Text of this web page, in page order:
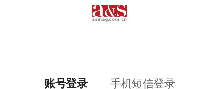
账号登录 手机短信登录